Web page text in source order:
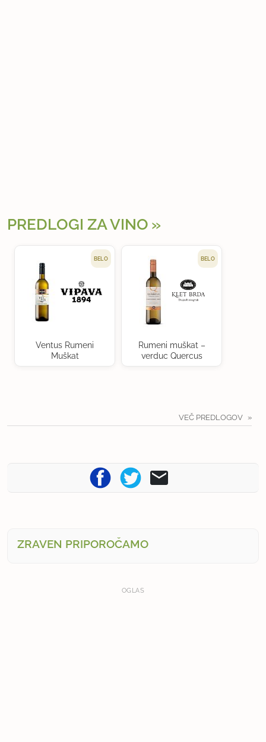
PREDLOGI ZA VINO
BELO
Ventus Rumeni
Muškat
BELO
Rumeni muškat –
verduc Quercus
VEČ PREDLOGOV
ZRAVEN PRIPOROČAMO
OGLAS